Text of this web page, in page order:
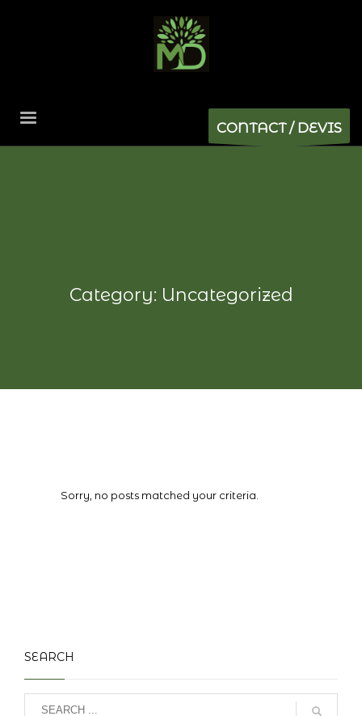
CONTACT / DEVIS
Category: Uncategorized
Sorry, no posts matched your criteria.
SEARCH